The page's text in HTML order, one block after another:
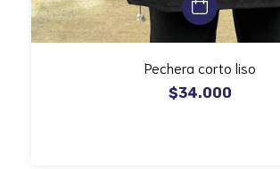
Pechera corto liso
$34.000